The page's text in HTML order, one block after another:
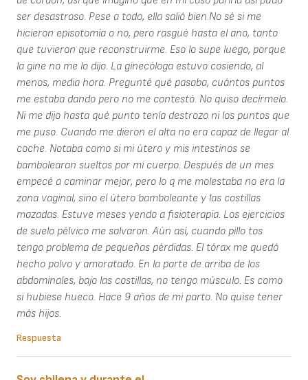
ser desastroso. Pese a todo, ella salió bien.No sé si me
hicieron episotomía o no, pero rasgué hasta el ano, tanto
que tuvieron que reconstruirme. Eso lo supe luego, porque
la gine no me lo dijo. La ginecóloga estuvo cosiendo, al
menos, media hora. Pregunté qué pasaba, cuántos puntos
me estaba dando pero no me contestó. No quiso decírmelo.
Ni me dijo hasta qué punto tenía destrozo ni los puntos que
me puso. Cuando me dieron el alta no era capaz de llegar al
coche. Notaba como si mi útero y mis intestinos se
bambolearan sueltos por mi cuerpo. Después de un mes
empecé a caminar mejor, pero lo q me molestaba no era la
zona vaginal, sino el útero bamboleante y las costillas
mazadas. Estuve meses yendo a fisioterapia. Los ejercicios
de suelo pélvico me salvaron. Aún así, cuando pillo tos
tengo problema de pequeñas pérdidas. El tórax me quedó
hecho polvo y amoratado. En la parte de arriba de los
abdominales, bajo las costillas, no tengo músculo. Es como
si hubiese hueco. Hace 9 años de mi parto. No quise tener
más hijos.
Respuesta